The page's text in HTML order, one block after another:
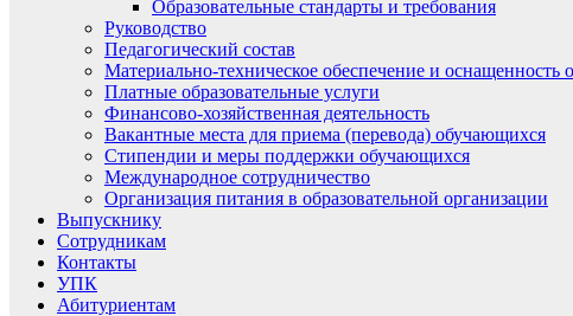
Образовательные стандарты и требования
Руководство
Педагогический состав
Материально-техническое обеспечение и оснащенность
Платные образовательные услуги
Финансово-хозяйственная деятельность
Вакантные места для приема (перевода) обучающихся
Стипендии и меры поддержки обучающихся
Международное сотрудничество
Организация питания в образовательной организации
Выпускнику
Сотрудникам
Контакты
УПК
Абитуриентам